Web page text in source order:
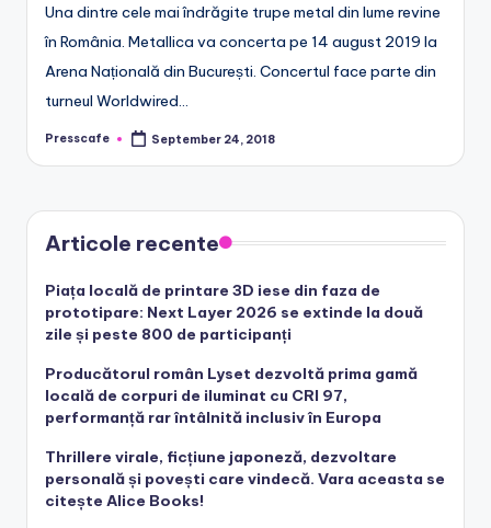
Una dintre cele mai îndrăgite trupe metal din lume revine
în România. Metallica va concerta pe 14 august 2019 la
Arena Națională din București. Concertul face parte din
turneul Worldwired…
Posted
Presscafe September 24, 2018
Articole recente
Piața locală de printare 3D iese din faza de
prototipare: Next Layer 2026 se extinde la două
zile și peste 800 de participanți
Producătorul român Lyset dezvoltă prima gamă
locală de corpuri de iluminat cu CRI 97,
performanță rar întâlnită inclusiv în Europa
Thrillere virale, ficțiune japoneză, dezvoltare
personală și povești care vindecă. Vara aceasta se
citește Alice Books!